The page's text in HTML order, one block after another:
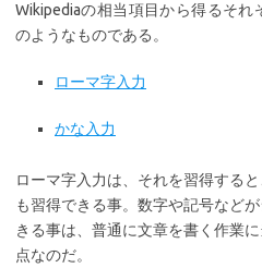
Wikipediaの相当項目から得るそ
のようなものである。
ローマ字入力
かな入力
ローマ字入力は、それを習得する
も習得できる事。数字や記号など
きる事は、普通に文章を書く作業
点なのだ。